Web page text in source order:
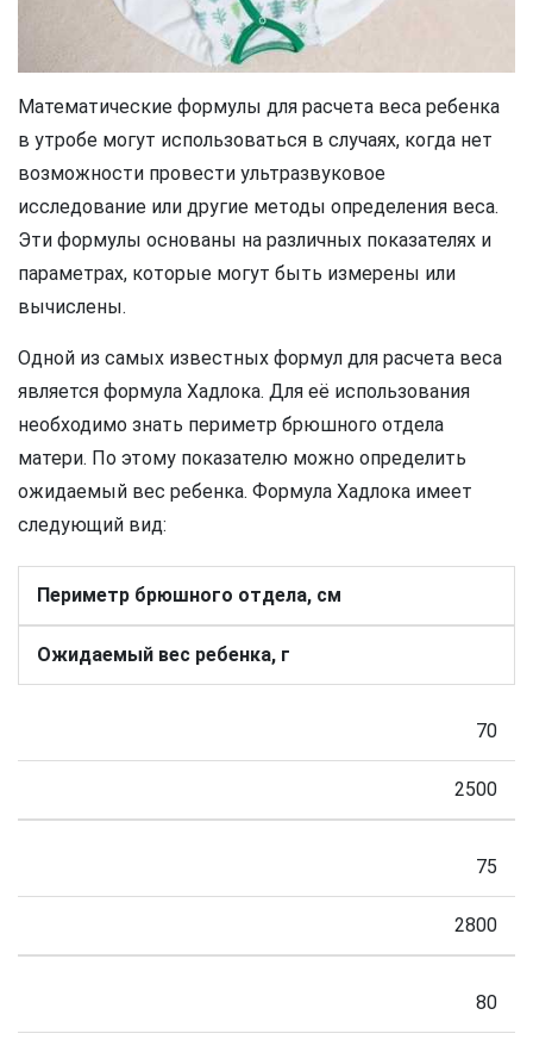
Математические формулы для расчета веса ребенка
в утробе могут использоваться в случаях, когда нет
возможности провести ультразвуковое
исследование или другие методы определения веса.
Эти формулы основаны на различных показателях и
параметрах, которые могут быть измерены или
вычислены.
Одной из самых известных формул для расчета веса
является формула Хадлока. Для её использования
необходимо знать периметр брюшного отдела
матери. По этому показателю можно определить
ожидаемый вес ребенка. Формула Хадлока имеет
следующий вид:
Периметр брюшного отдела, см
Ожидаемый вес ребенка, г
70
2500
75
2800
80